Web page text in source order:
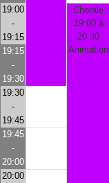
19:00
-
19:15
Chorale
19:00 à
20:30
Animation
19:15
-
19:30
19:30
-
19:45
19:45
-
20:00
20:00